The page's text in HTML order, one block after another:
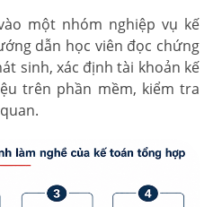
một nhóm nghiệp vụ kế
dẫn học viên đọc chứng
sinh, xác định tài khoản kế
trên phần mềm, kiểm tra